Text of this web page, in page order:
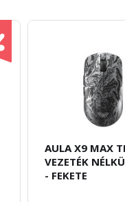
AULA X9 MAX
VEZETÉK
- FEKETE